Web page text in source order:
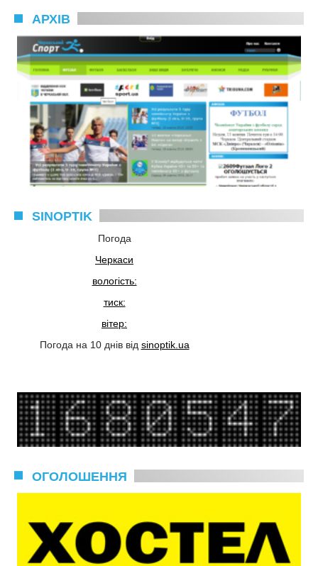
АРХІВ
SINOPTIK
Погода
Черкаси
вологість:
тиск:
вітер:
Погода на 10 днів від sinoptik.ua
ОГОЛОШЕННЯ